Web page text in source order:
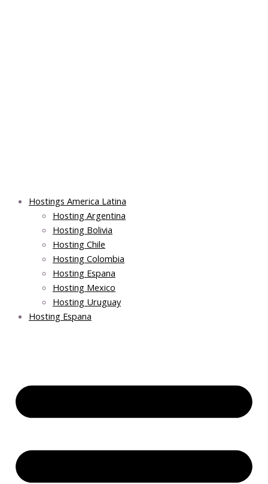
Hostings America Latina
Hosting Argentina
Hosting Bolivia
Hosting Chile
Hosting Colombia
Hosting Espana
Hosting Mexico
Hosting Uruguay
Hosting Espana